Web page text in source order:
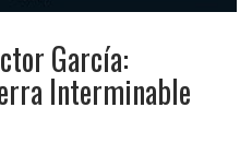
García:
Interminable